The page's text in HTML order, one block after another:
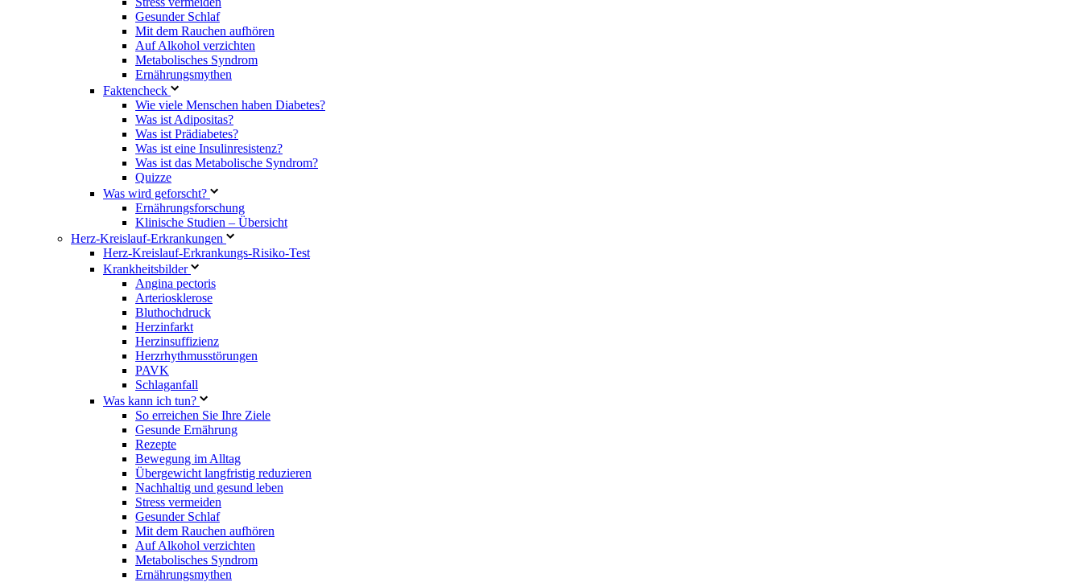
Gesunder Schlaf
Mit dem Rauchen aufhören
Auf Alkohol verzichten
Metabolisches Syndrom
Ernährungsmythen
Faktencheck
Wie viele Menschen haben Diabetes?
Was ist Adipositas?
Was ist Prädiabetes?
Was ist eine Insulinresistenz?
Was ist das Metabolische Syndrom?
Quizze
Was wird geforscht?
Ernährungsforschung
Klinische Studien – Übersicht
Herz-Kreislauf-Erkrankungen
Herz-Kreislauf-Erkrankungs-Risiko-Test
Krankheitsbilder
Angina pectoris
Arteriosklerose
Bluthochdruck
Herzinfarkt
Herzinsuffizienz
Herzrhythmusstörungen
PAVK
Schlaganfall
Was kann ich tun?
So erreichen Sie Ihre Ziele
Gesunde Ernährung
Rezepte
Bewegung im Alltag
Übergewicht langfristig reduzieren
Nachhaltig und gesund leben
Stress vermeiden
Gesunder Schlaf
Mit dem Rauchen aufhören
Auf Alkohol verzichten
Metabolisches Syndrom
Ernährungsmythen